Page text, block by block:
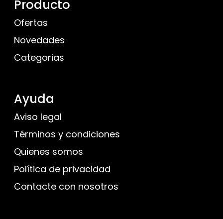
Producto
Ofertas
Novedades
Categorias
Ayuda
Aviso legal
Términos y condiciones
Quienes somos
Política de privacidad
Contacte con nosotros